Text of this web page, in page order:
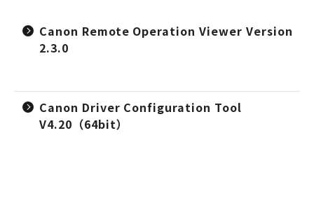
Canon Remote Operation Viewer Version
2.3.0
Canon Driver Configuration Tool
V4.20（64bit）